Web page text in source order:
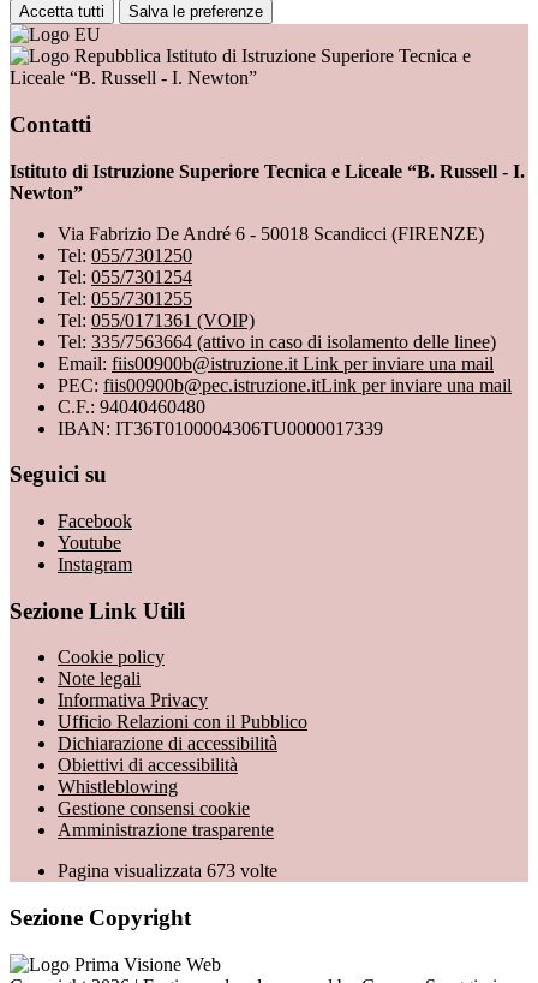
Accetta tutti Salva le preferenze
Istituto di Istruzione Superiore Tecnica e
Liceale “B. Russell - I. Newton”
Contatti
Istituto di Istruzione Superiore Tecnica e Liceale “B. Russell - I.
Newton”
Via Fabrizio De André 6 - 50018 Scandicci (FIRENZE)
Tel: 055/7301250
Tel: 055/7301254
Tel: 055/7301255
Tel: 055/0171361 (VOIP)
Tel: 335/7563664 (attivo in caso di isolamento delle linee)
Email: fiis00900b@istruzione.it Link per inviare una mail
PEC: fiis00900b@pec.istruzione.itLink per inviare una mail
C.F.: 94040460480
IBAN: IT36T0100004306TU0000017339
Seguici su
Facebook
Youtube
Instagram
Sezione Link Utili
Cookie policy
Note legali
Informativa Privacy
Ufficio Relazioni con il Pubblico
Dichiarazione di accessibilità
Obiettivi di accessibilità
Whistleblowing
Gestione consensi cookie
Amministrazione trasparente
Pagina visualizzata 673 volte
Sezione Copyright